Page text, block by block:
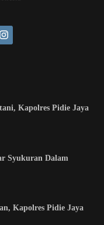
Kapolres Pidie Jaya
Syukuran Dalam
Kapolres Pidie Jaya